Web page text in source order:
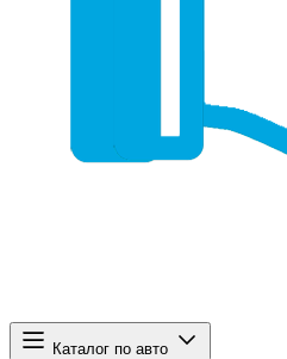
Каталог по авто